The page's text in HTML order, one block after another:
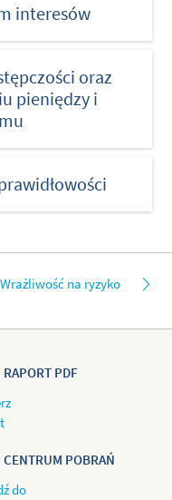
interesów
oraz
pieniędzy i
Wrażliwość na ryzyko
RAPORT PDF
CENTRUM POBRAŃ
do